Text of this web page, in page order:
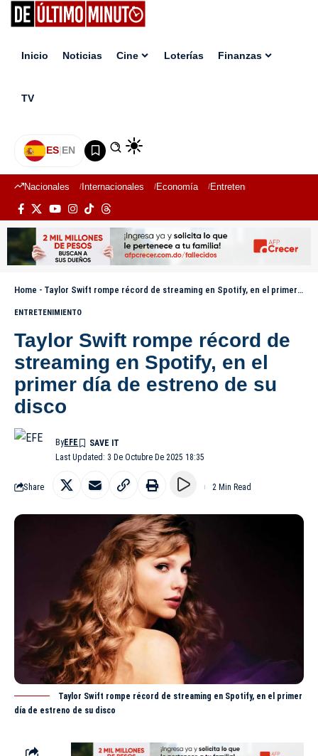
Inicio Noticias Cine Loterías Finanzas
TV
ES|EN
Nacionales Internacionales Economía Entretenimiento
Home - Taylor Swift rompe récord de streaming en Spotify, en el primer día de estreno de su disco
ENTRETENIMIENTO
Taylor Swift rompe récord de
streaming en Spotify, en el
primer día de estreno de su
disco
Last Updated: 3 De Octubre De 2025 18:35
ByEFE
Share 2 Min Read
Taylor Swift rompe récord de streaming en Spotify, en el primer
día de estreno de su disco